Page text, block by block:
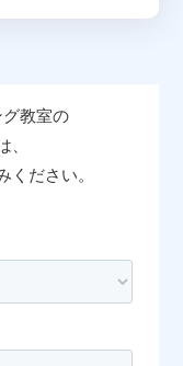
教室の
、
ください。